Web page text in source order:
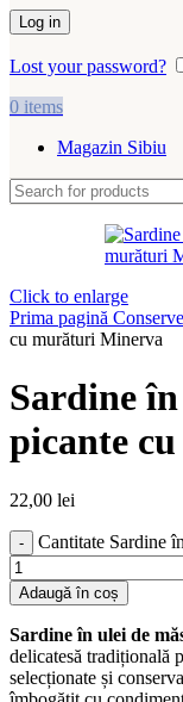
Log in
Lost your password?
0 items
Magazin Sibiu
Click to enlarge
Prima pagină
cu murături Minerva
Sardine
picante
22,00 lei
Cantitate Sardine
Adaugă în coș
Sardine în ulei de
delicatesă tradițională
selecționate și